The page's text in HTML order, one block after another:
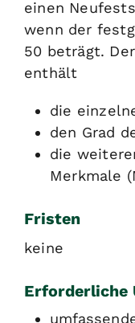
einen
wenn der
50 beträgt.
enthält
die
den Grad
die
Merkmale
Fristen
keine
Erforderliche